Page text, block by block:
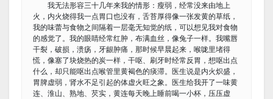
我无法形容三十几年来我的情形：瘦弱，经常没来由地上
火，内火烧得我一点胃口也没有，舌苔厚得像一张发黄的草纸，
我的味蕾与食物之间隔着一层毫无知觉的纸，可以想见我对食物
的感觉了。我的眼睛经常红肿，布满血丝，像兔子一样。我嘴唇
干裂，破损，溃疡，牙龈肿痛，那时候早晨起来，喉咙里堵得
慌，像塞了块烧热的炭一样，干呕、刷牙时经常反胃，想呕出点
什么，却只能呕出点喉管里黄褐色的痰滞。医生说是内火炽盛，
胃脾虚弱，肾水不足引起的体虚火旺之象。医生给我开了一味黄
连、淮山、熟地、芡实，黄连每天晚上睡前喝一小杯，压压虚